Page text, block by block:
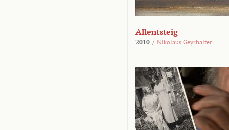
Allentsteig
2010 / Nikolaus Geyrhalter